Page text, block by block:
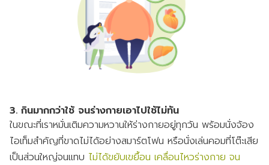
3. กินมากกว่าใช้ จนร่างกายเอาไปใช้ไม่ทัน
ในขณะที่เราหมั่นเติมความหวานให้ร่างกายอยู่ทุกวัน พร้อมนั่งจ้อง
ไอเท็มสำคัญที่ขาดไม่ได้อย่างสมาร์ตโฟน หรือนั่งเล่นคอมที่โต๊ะเสีย
เป็นส่วนใหญ่จนแทบ ไม่ได้ขยับเขยื้อน เคลื่อนไหวร่างกาย จน